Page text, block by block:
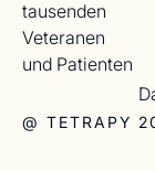
tausenden
Veteranen
und Patienten
@ TETRAPY